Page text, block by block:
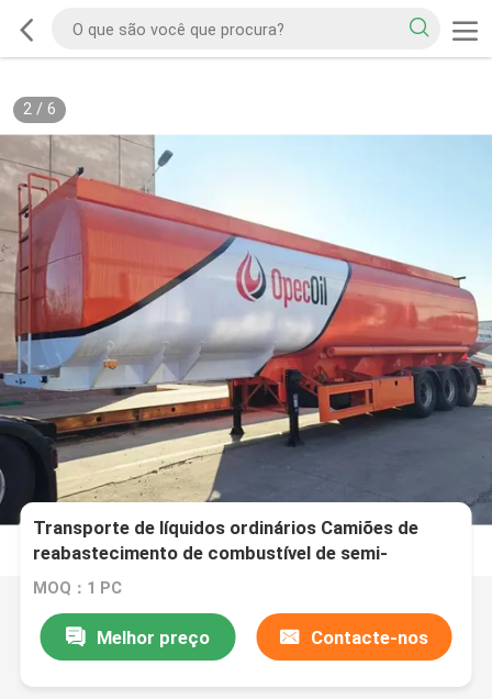
2/ 6
Transporte de líquidos ordinários Camiões de
reabastecimento de combustível de semi-
reboques Grandes camiões-tanques de petróleo
MOQ：1 PC
Melhor preço Contacte-nos